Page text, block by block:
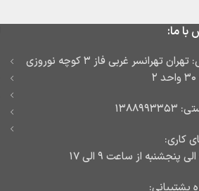
با ما:
آدرس: تهران تهرانسر غربی فاز ۳ کوچه نوروزی
کاری:
پنجشنبه از ساعت ۹ الی ۱۷
پشتیبانی: